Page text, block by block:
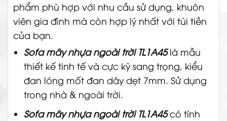
phẩm phù hợp với nhu cầu sử dụng, khuôn
viên gia đình mà còn hợp lý nhất với túi tiền
của bạn.
Sofa mây nhựa ngoài trời TL1A45là mẫu
thiết kế tinh tế và cực kỳ sang trọng, kiểu
đan lóng mốt đan dây dẹt 7mm. Sử dụng
trong nhà & ngoài trời.
Sofa mây nhựa ngoài trời TL1A45có tính